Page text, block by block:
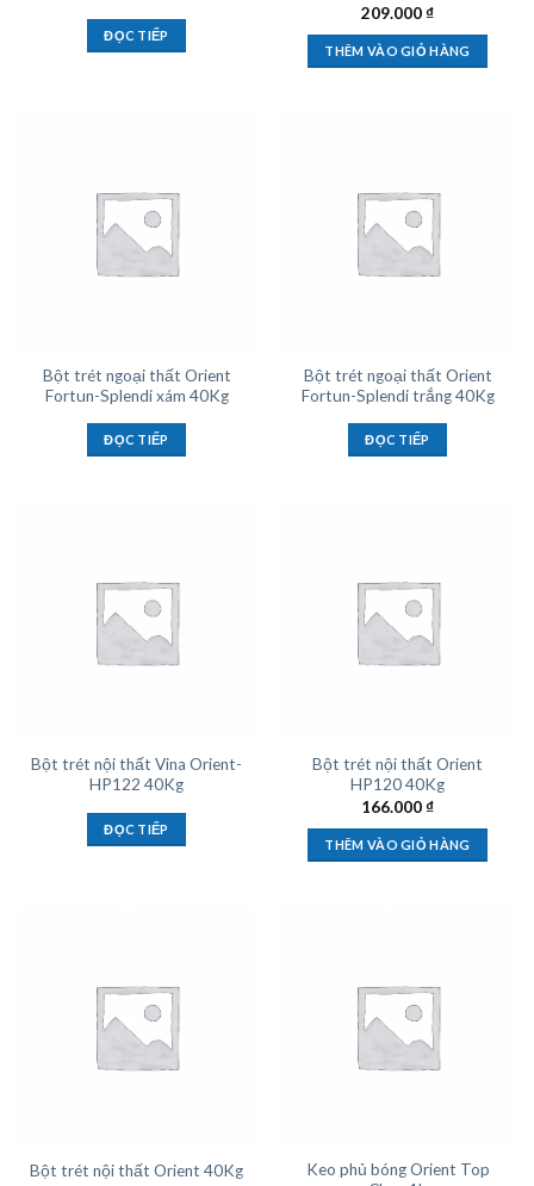
ĐỌC TIẾP
209.000₫
THÊM VÀO GIỎ HÀNG
Bột trét ngoại thất Orient
Fortun-Splendi xám 40Kg
ĐỌC TIẾP
Bột trét ngoại thất Orient
Fortun-Splendi trắng 40Kg
ĐỌC TIẾP
Bột trét nội thất Vina Orient-
HP122 40Kg
ĐỌC TIẾP
Bột trét nội thất Orient
HP120 40Kg
166.000₫
THÊM VÀO GIỎ HÀNG
Bột trét nội thất Orient 40Kg
Keo phủ bóng Orient Top